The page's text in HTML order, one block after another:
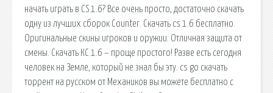
начать играть в CS 1.6? Все очень просто, достаточно скачать
одну из лучших сборок Counter. Скачать cs 1.6 бесплатно.
Оригинальные скины игроков и оружии. Отличная защита от
смены. Скачать КС 1.6 – проще простого! Разве есть сегодня
человек на Земле, который не знал бы эту. cs go скачать
торрент на русском от Механиков вы можете бесплатно с